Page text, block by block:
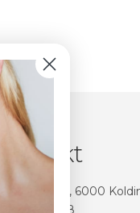
Kontakt
Dieselvej 5, 6000
702 702 98